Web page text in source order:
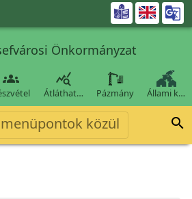

Önkormányzat
 
Átláthat… Pázmány Állami k…
közül 